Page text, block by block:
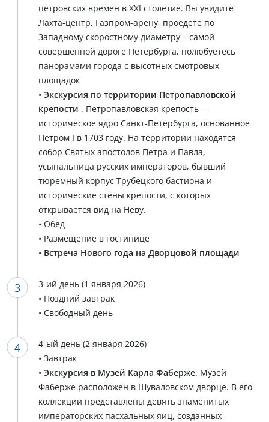
петровских времен в XXI столетие. Вы увидите
Лахта-центр, Газпром-арену, проедете по
Западному скоростному диаметру – самой
совершенной дороге Петербурга, полюбуетесь
панорамами города с высотных смотровых
площадок
• Экскурсия по территории Петропавловской
крепости . Петропавловская крепость —
историческое ядро Санкт-Петербурга, основанное
Петром I в 1703 году. На территории находятся
собор Святых апостолов Петра и Павла,
усыпальница русских императоров, бывший
тюремный корпус Трубецкого бастиона и
исторические стены крепости, с которых
открывается вид на Неву.
• Обед
• Размещение в гостинице
• Встреча Нового года на Дворцовой площади
3-ий день (1 января 2026)
• Поздний завтрак
• Свободный день
4-ый день (2 января 2026)
• Завтрак
• Экскурсия в Музей Карла Фаберже. Музей
Фаберже расположен в Шуваловском дворце. В его
коллекции представлены девять знаменитых
императорских пасхальных яиц, созданных